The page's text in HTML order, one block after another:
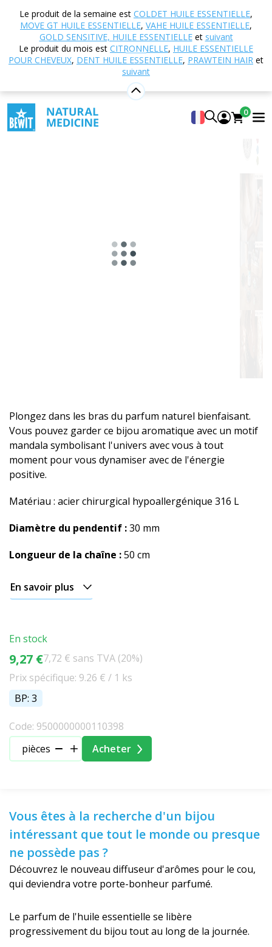
Le produit de la semaine est COLDET HUILE ESSENTIELLE,
MOVE GT HUILE ESSENTIELLE, VAHE HUILE ESSENTIELLE,
GOLD SENSITIVE, HUILE ESSENTIELLEet suivant
Le produit du mois est CITRONNELLE, HUILE ESSENTIELLE
POUR CHEVEUX, DENT HUILE ESSENTIELLE, PRAWTEIN HAIR et
suivant
0
Boutique en ligne
Bijoux aromatiques
Collier Aroma Mandala
Collier Aroma Mandala
Voir 1 critiques
Plongez dans les bras du parfum naturel bienfaisant.
Vous pouvez garder ce bijou aromatique avec un motif
mandala symbolisant l'univers avec vous à tout
moment pour vous dynamiser avec de l'énergie
positive.
Matériau : acier chirurgical hypoallergénique 316 L
Diamètre du pendentif :30 mm
Longueur de la chaîne :50 cm
En savoir plus
En stock
9,27 €7,72 € sans TVA (20%)
Prix spécifique: 9.26 € / 1 ks
BP: 3
Code: 9500000000110398
pièces
Acheter
Vous êtes à la recherche d'un bijou
intéressant que tout le monde ou presque
ne possède pas ?
Découvrez le nouveau diffuseur d'arômes pour le cou,
qui deviendra votre porte-bonheur parfumé.
Le parfum de l'huile essentielle se libère
progressivement du bijou tout au long de la journée.